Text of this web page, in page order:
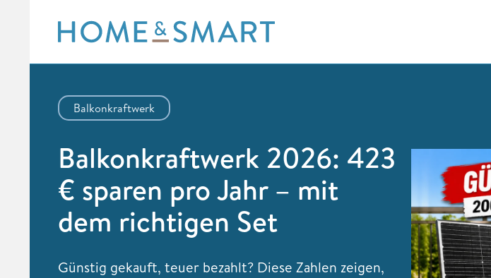
content
Balkonkraftwerk
Balkonkraftwerk 2026: 423
€ sparen pro Jahr – mit
dem richtigen Set
Günstig gekauft, teuer bezahlt? Diese Zahlen zeigen,